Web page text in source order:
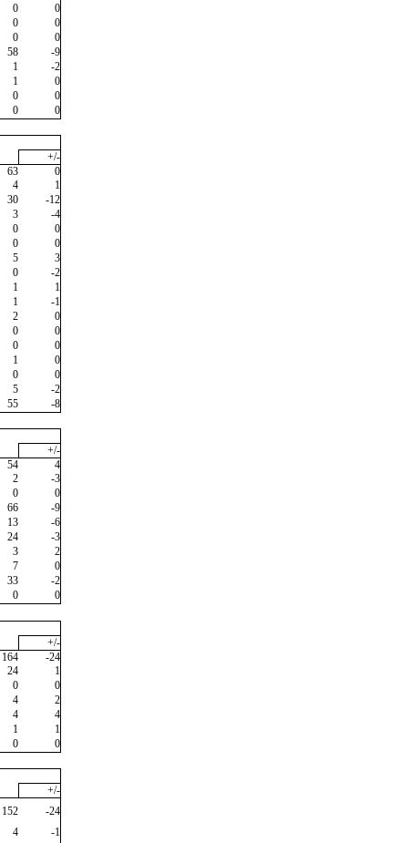
0
0
0
0
0
0
58
-9
1
-2
1
0
0
0
0
0
+/-
63
0
4
1
30
-12
3
-4
0
0
0
0
5
3
0
-2
1
1
1
-1
2
0
0
0
0
0
1
0
0
0
5
-2
55
-8
+/-
54
4
2
-3
0
0
66
-9
13
-6
24
-3
3
2
7
0
33
-2
0
0
+/-
164
-24
24
1
0
0
4
2
4
4
1
1
0
0
+/-
152
-24
4
-1